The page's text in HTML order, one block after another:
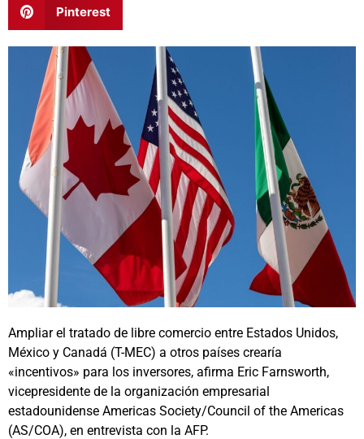
Pinterest
Ampliar el tratado de libre comercio entre Estados Unidos,
México y Canadá (T-MEC) a otros países crearía
«incentivos» para los inversores, afirma Eric Farnsworth,
vicepresidente de la organización empresarial
estadounidense Americas Society/Council of the Americas
(AS/COA), en entrevista con la AFP.